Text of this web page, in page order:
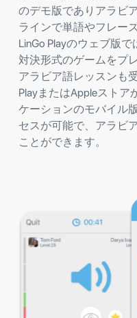
のデモ版でありアラビ
ラインで単語やフレー
LinGo Playのウェブ版
対決形式のゲームをプ
アラビア語レッスンも
PlayまたはAppleストア
ケーションのモバイル
セスが可能で、アラビ
ことができます。